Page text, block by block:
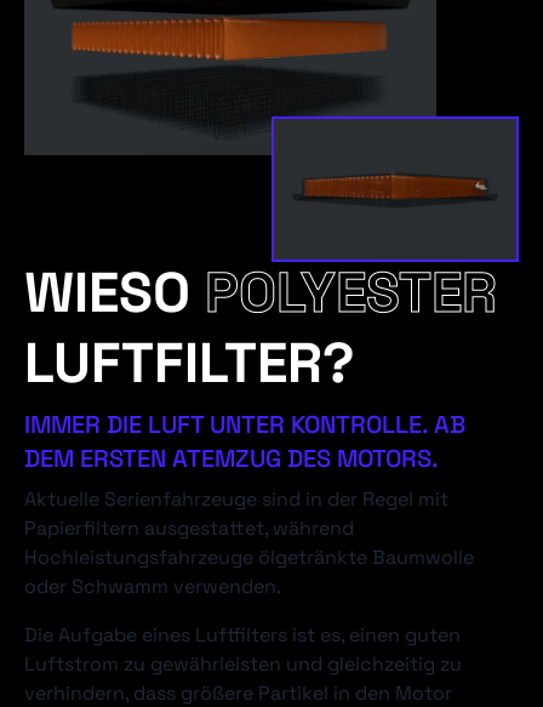
WIESO POLYESTER
LUFTFILTER?
IMMER DIE LUFT UNTER KONTROLLE. AB
DEM ERSTEN ATEMZUG DES MOTORS.
Aktuelle Serienfahrzeuge sind in der Regel mit
Papierfiltern ausgestattet, während
Hochleistungsfahrzeuge ölgetränkte Baumwolle
oder Schwamm verwenden.
Die Aufgabe eines Luftfilters ist es, einen guten
Luftstrom zu gewährleisten und gleichzeitig zu
verhindern, dass größere Partikel in den Motor